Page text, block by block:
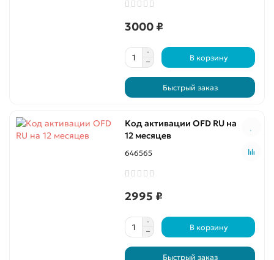
3000 ₽
В корзину
Быстрый заказ
Код активации OFD RU на
12 месяцев
646565
2995 ₽
В корзину
Быстрый заказ